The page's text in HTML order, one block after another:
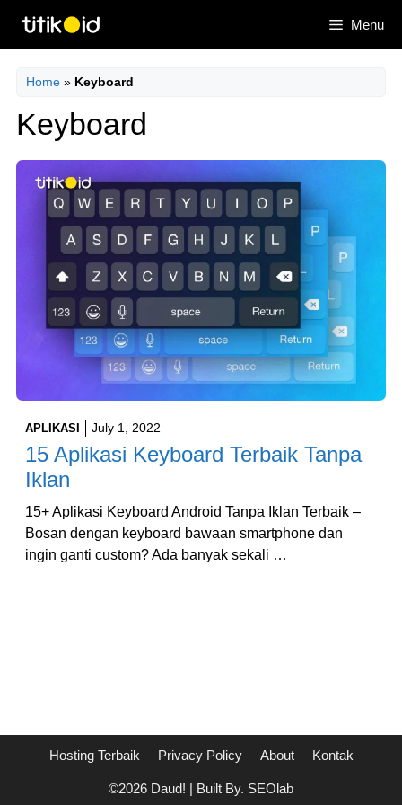
content
Menu
Home » Keyboard
Keyboard
APLIKASI July 1, 2022
15 Aplikasi Keyboard Terbaik Tanpa
Iklan
15+ Aplikasi Keyboard Android Tanpa Iklan Terbaik –
Bosan dengan keyboard bawaan smartphone dan
ingin ganti custom? Ada banyak sekali …
Hosting Terbaik Privacy Policy About Kontak
©2026 Daud! | Built By. SEOlab